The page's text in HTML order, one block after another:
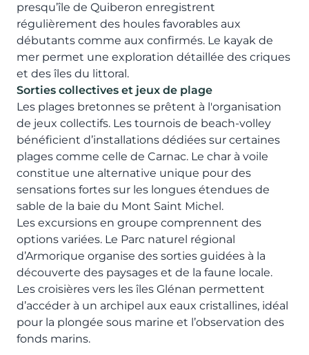
presqu’île de Quiberon enregistrent
régulièrement des houles favorables aux
débutants comme aux confirmés. Le kayak de
mer permet une exploration détaillée des criques
et des îles du littoral.
Sorties collectives et jeux de plage
Les plages bretonnes se prêtent à l'organisation
de jeux collectifs. Les tournois de beach-volley
bénéficient d’installations dédiées sur certaines
plages comme celle de Carnac. Le char à voile
constitue une alternative unique pour des
sensations fortes sur les longues étendues de
sable de la baie du Mont Saint Michel.
Les excursions en groupe comprennent des
options variées. Le Parc naturel régional
d’Armorique organise des sorties guidées à la
découverte des paysages et de la faune locale.
Les croisières vers les îles Glénan permettent
d’accéder à un archipel aux eaux cristallines, idéal
pour la plongée sous marine et l’observation des
fonds marins.